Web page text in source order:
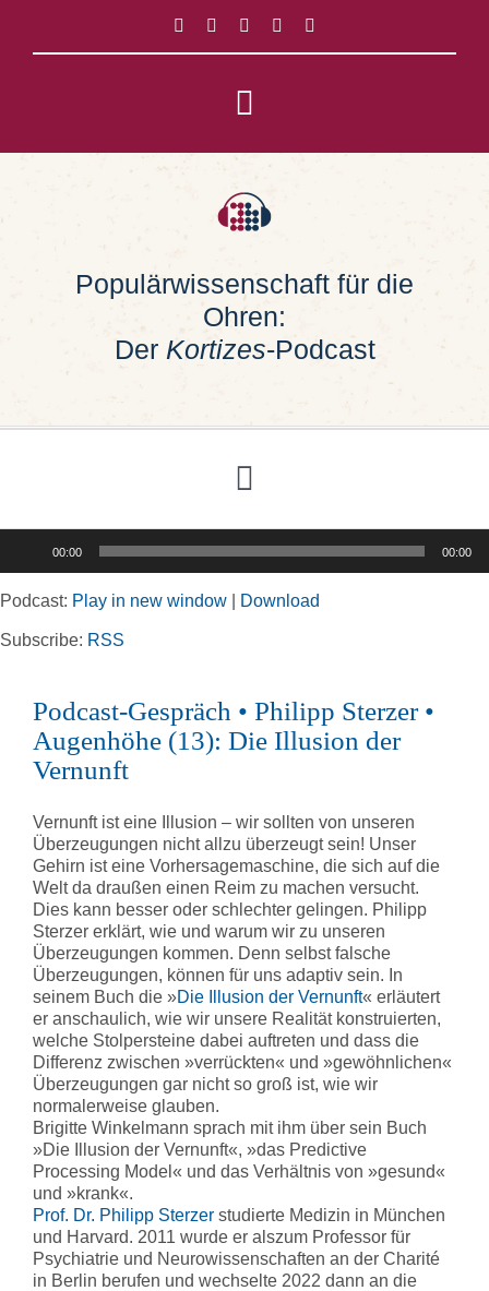
springen
Toggle
Navigation
Impressum
Populärwissenschaft für die
Ohren:
Der Kortizes-Podcast
Toggle
Navigation
Rubriken
Kortizes Website
00:00 00:00
Podcast: Play in new window Download
Subscribe: RSS
Podcast-Gespräch • Philipp Sterzer •
Augenhöhe (13): Die Illusion der
Vernunft
Vernunft ist eine Illusion – wir sollten von unseren
Überzeugungen nicht allzu überzeugt sein! Unser
Gehirn ist eine Vorhersagemaschine, die sich auf die
Welt da draußen einen Reim zu machen versucht.
Dies kann besser oder schlechter gelingen. Philipp
Sterzer erklärt, wie und warum wir zu unseren
Überzeugungen kommen. Denn selbst falsche
Überzeugungen, können für uns adaptiv sein. In
seinem Buch die »Die Illusion der Vernunft« erläutert
er anschaulich, wie wir unsere Realität konstruierten,
welche Stolpersteine dabei auftreten und dass die
Differenz zwischen »verrückten« und »gewöhnlichen«
Überzeugungen gar nicht so groß ist, wie wir
normalerweise glauben.
Brigitte Winkelmann sprach mit ihm über sein Buch
»Die Illusion der Vernunft«, »das Predictive
Processing Model« und das Verhältnis von »gesund«
und »krank«.
Prof. Dr. Philipp Sterzer studierte Medizin in München
und Harvard. 2011 wurde er alszum Professor für
Psychiatrie und Neurowissenschaften an der Charité
in Berlin berufen und wechselte 2022 dann an die